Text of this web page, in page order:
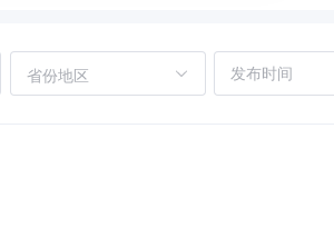
省份地区